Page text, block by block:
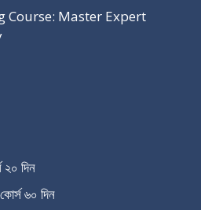
Course: Master Expert
২০ দিন
৬০ দিন